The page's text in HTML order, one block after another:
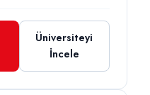
Üniversiteyi
İncele